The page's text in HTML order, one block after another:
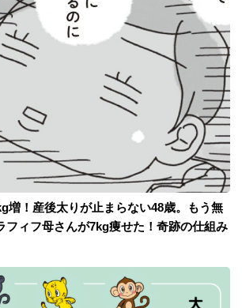
増！産後太りが止まらない48歳。もう無
ィフ母さんが7kg痩せた！奇跡の仕組み